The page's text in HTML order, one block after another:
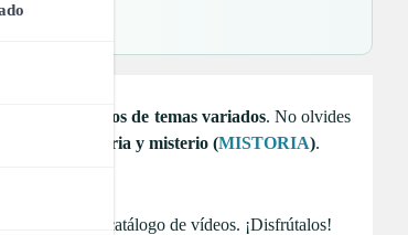
de vídeos de temas variados. No olvides
de historia y misterio (MISTORIA).
en nuestro catálogo de vídeos. ¡Disfrútalos!